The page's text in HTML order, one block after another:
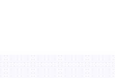
35:30
Karahan: Parasal sıkılığı
koruyacağız
08.02.2024 11:36